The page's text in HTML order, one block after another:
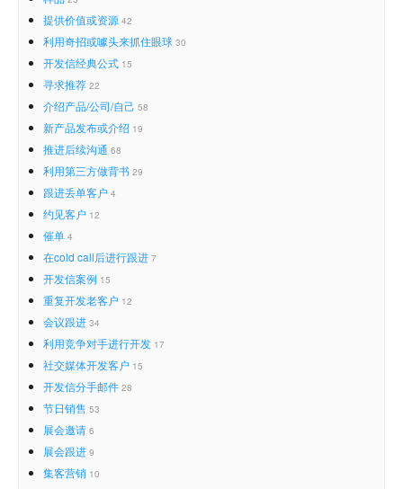
提供价值或资源 42
利用奇招或噱头来抓住眼球 30
开发信经典公式 15
寻求推荐 22
介绍产品/公司/自己 58
新产品发布或介绍 19
推进后续沟通 68
利用第三方做背书 29
跟进丢单客户 4
约见客户 12
催单 4
在cold call后进行跟进 7
开发信案例 15
重复开发老客户 12
会议跟进 34
利用竞争对手进行开发 17
社交媒体开发客户 15
开发信分手邮件 28
节日销售 53
展会邀请 6
展会跟进 9
集客营销 10